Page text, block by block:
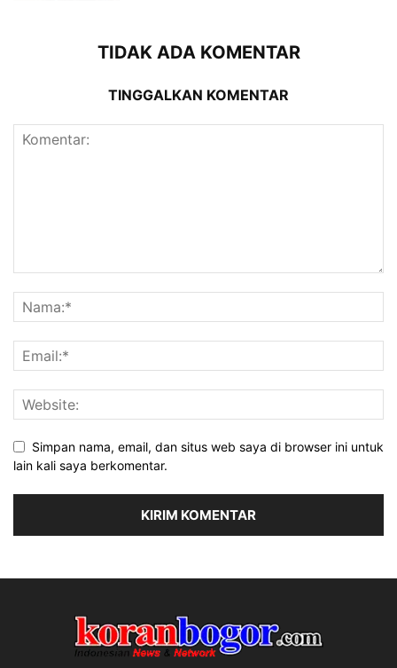
TIDAK ADA KOMENTAR
TINGGALKAN KOMENTAR
Simpan nama, email, dan situs web saya di browser ini untuk
lain kali saya berkomentar.